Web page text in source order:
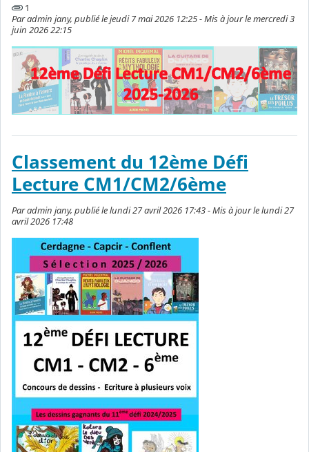
1
Par admin jany, publié le jeudi 7 mai 2026 12:25 - Mis à jour le mercredi 3
juin 2026 22:15
Classement du 12ème Défi
Lecture CM1/CM2/6ème
Par admin jany, publié le lundi 27 avril 2026 17:43 - Mis à jour le lundi 27
avril 2026 17:48